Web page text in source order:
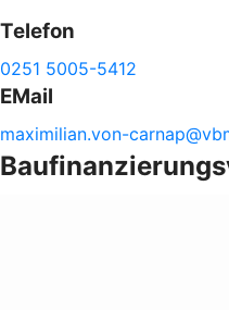
Telefon
0251 5005-5412
EMail
maximilian.von-carnap@